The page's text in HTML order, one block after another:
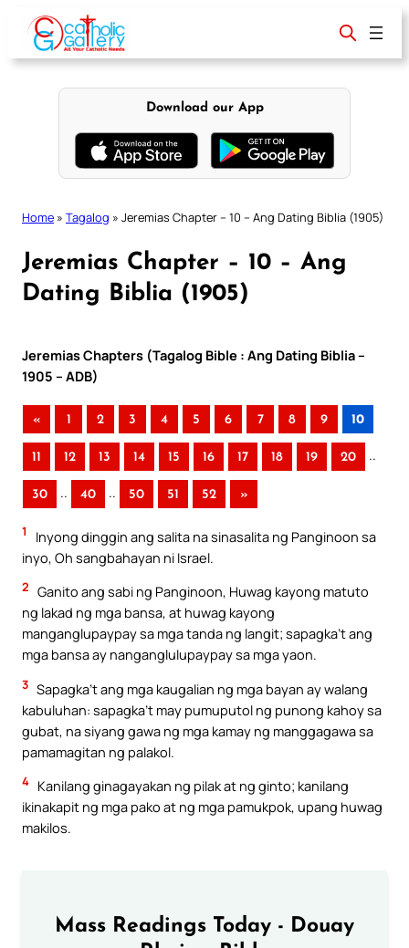
content
Download our App
Home » Tagalog » Jeremias Chapter – 10 – Ang Dating Biblia (1905)
Jeremias Chapter – 10 – Ang
Dating Biblia (1905)
Jeremias Chapters (Tagalog Bible : Ang Dating Biblia –
1905 – ADB)
« 1 2 3 4 5 6 7 8 9 10
11 12 13 14 15 16 17 18 19 20 ..
30 .. 40 .. 50 51 52 »
1
Inyong dinggin ang salita na sinasalita ng Panginoon sa
inyo, Oh sangbahayan ni Israel.
2 Ganito ang sabi ng Panginoon, Huwag kayong matuto
ng lakad ng mga bansa, at huwag kayong
manganglupaypay sa mga tanda ng langit; sapagka’t ang
mga bansa ay nanganglulupaypay sa mga yaon.
3 Sapagka’t ang mga kaugalian ng mga bayan ay walang
kabuluhan: sapagka’t may pumuputol ng punong kahoy sa
gubat, na siyang gawa ng mga kamay ng manggagawa sa
pamamagitan ng palakol.
4 Kanilang ginagayakan ng pilak at ng ginto; kanilang
ikinakapit ng mga pako at ng mga pamukpok, upang huwag
makilos.
Mass Readings Today - Douay